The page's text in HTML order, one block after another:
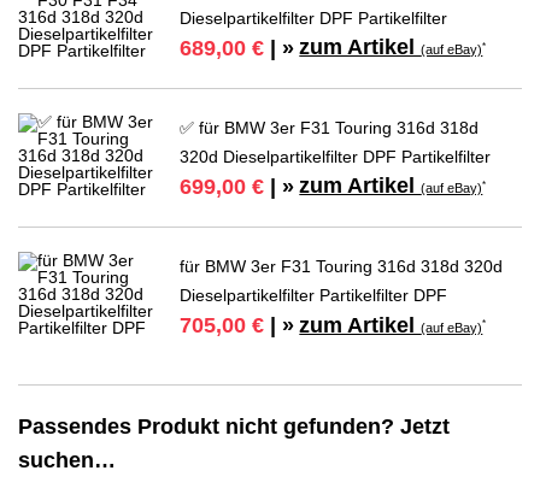
Dieselpartikelfilter DPF Partikelfilter
689,00 € | » zum Artikel(auf eBay)*
✅ für BMW 3er F31 Touring 316d 318d
320d Dieselpartikelfilter DPF Partikelfilter
699,00 € | » zum Artikel(auf eBay)*
für BMW 3er F31 Touring 316d 318d 320d
Dieselpartikelfilter Partikelfilter DPF
705,00 € | » zum Artikel(auf eBay)*
Passendes Produkt nicht gefunden? Jetzt
suchen…